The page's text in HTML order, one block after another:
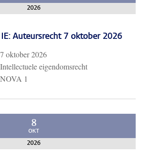
2026
Auteursrecht 7 oktober 2026
7 oktober 2026
Intellectuele eigendomsrecht
NOVA 1
8
OKT
2026